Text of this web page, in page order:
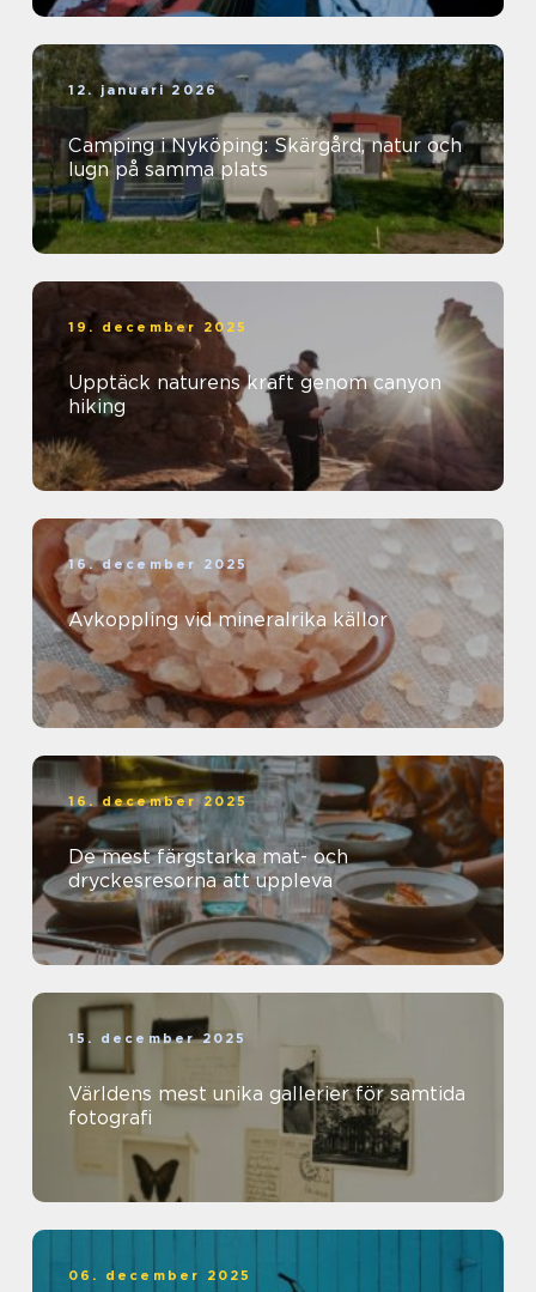
12. januari 2026
Camping i Nyköping: Skärgård, natur och
lugn på samma plats
19. december 2025
Upptäck naturens kraft genom canyon
hiking
16. december 2025
Avkoppling vid mineralrika källor
16. december 2025
De mest färgstarka mat- och
dryckesresorna att uppleva
15. december 2025
Världens mest unika gallerier för samtida
fotografi
06. december 2025